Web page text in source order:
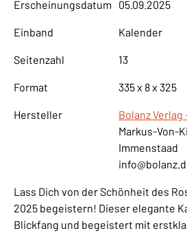
Erscheinungsdatum 05.09.2025
Einband Kalender
Seitenzahl 13
Format 335 x 8 x 325
Hersteller
Bolanz Verlag
Markus-Von-
Immenstaad
Lass Dich von der Schönheit des
2025 begeistern! Dieser elegante
Blickfang und begeistert mit